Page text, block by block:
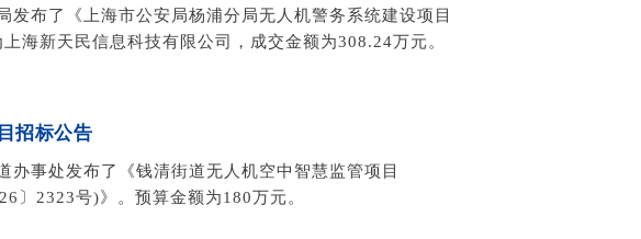
发布了《上海市公安局杨浦分局无人机警务系统建设项目
海新天民信息科技有限公司，成交金额为308.24万元。
招标公告
办事处发布了
《钱清街道无人机空中智慧监管项目
〕2323号)》。预算金额为180万元。